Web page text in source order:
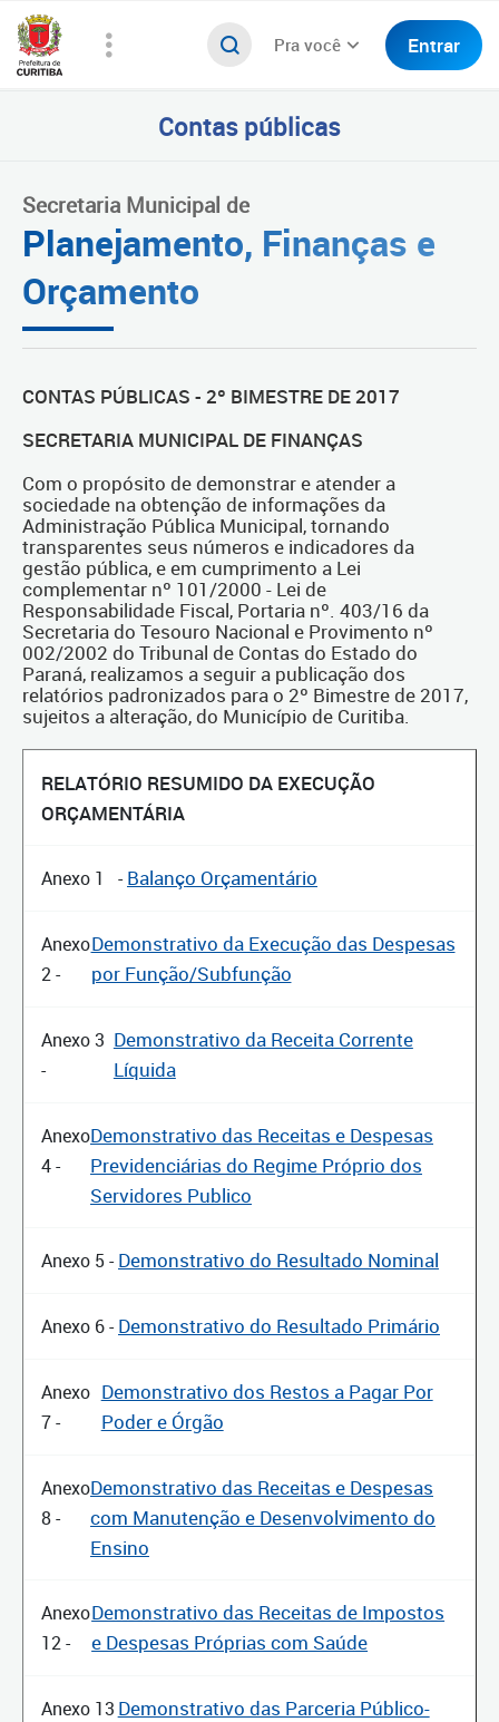
Pra você Entrar
Contas públicas
Secretaria Municipal de
Planejamento, Finanças e
Orçamento
CONTAS PÚBLICAS - 2º BIMESTRE DE 2017
SECRETARIA MUNICIPAL DE FINANÇAS
Com o propósito de demonstrar e atender a
sociedade na obtenção de informações da
Administração Pública Municipal, tornando
transparentes seus números e indicadores da
gestão pública, e em cumprimento a Lei
complementar nº 101/2000 - Lei de
Responsabilidade Fiscal, Portaria nº. 403/16 da
Secretaria do Tesouro Nacional e Provimento nº
002/2002 do Tribunal de Contas do Estado do
Paraná, realizamos a seguir a publicação dos
relatórios padronizados para o 2º Bimestre de 2017,
sujeitos a alteração, do Município de Curitiba.
RELATÓRIO RESUMIDO DA EXECUÇÃO
ORÇAMENTÁRIA
Anexo 1 -Balanço Orçamentário
Anexo
2 -
Demonstrativo da Execução das Despesas
por Função/Subfunção
Anexo 3
-
Demonstrativo da Receita Corrente
Líquida
Anexo
4 -
Demonstrativo das Receitas e Despesas
Previdenciárias do Regime Próprio dos
Servidores Publico
Anexo 5 -Demonstrativo do Resultado Nominal
Anexo 6 -Demonstrativo do Resultado Primário
Anexo
7 -
Demonstrativo dos Restos a Pagar Por
Poder e Órgão
Anexo
8 -
Demonstrativo das Receitas e Despesas
com Manutenção e Desenvolvimento do
Ensino
Anexo
12 -
Demonstrativo das Receitas de Impostos
e Despesas Próprias com Saúde
Anexo 13 Demonstrativo das Parceria Público-